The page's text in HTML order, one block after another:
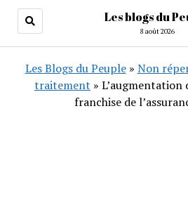
Les blogs du
8 août 2026
Les Blogs du Peuple» Non
traitement » L’augmentation
franchise de